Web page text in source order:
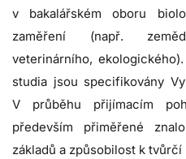
v bakalářském oboru
zaměření (např.
veterinárního,
studia jsou specifikovány
V průběhu přijímacím
především přiměřené
základů a způsobilost k tvůrčí